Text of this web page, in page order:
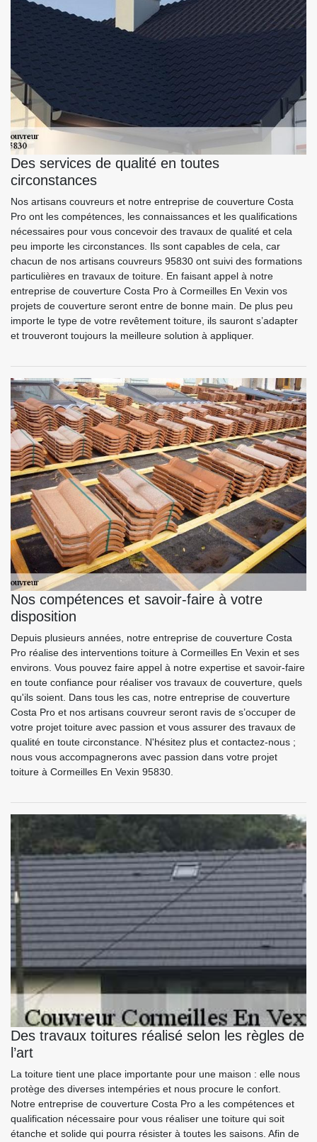
Des services de qualité en toutes
circonstances
Nos artisans couvreurs et notre entreprise de couverture Costa
Pro ont les compétences, les connaissances et les qualifications
nécessaires pour vous concevoir des travaux de qualité et cela
peu importe les circonstances. Ils sont capables de cela, car
chacun de nos artisans couvreurs 95830 ont suivi des formations
particulières en travaux de toiture. En faisant appel à notre
entreprise de couverture Costa Pro à Cormeilles En Vexin vos
projets de couverture seront entre de bonne main. De plus peu
importe le type de votre revêtement toiture, ils sauront s’adapter
et trouveront toujours la meilleure solution à appliquer.
Nos compétences et savoir-faire à votre
disposition
Depuis plusieurs années, notre entreprise de couverture Costa
Pro réalise des interventions toiture à Cormeilles En Vexin et ses
environs. Vous pouvez faire appel à notre expertise et savoir-faire
en toute confiance pour réaliser vos travaux de couverture, quels
qu'ils soient. Dans tous les cas, notre entreprise de couverture
Costa Pro et nos artisans couvreur seront ravis de s’occuper de
votre projet toiture avec passion et vous assurer des travaux de
qualité en toute circonstance. N'hésitez plus et contactez-nous ;
nous vous accompagnerons avec passion dans votre projet
toiture à Cormeilles En Vexin 95830.
Des travaux toitures réalisé selon les règles de
l’art
La toiture tient une place importante pour une maison : elle nous
protège des diverses intempéries et nous procure le confort.
Notre entreprise de couverture Costa Pro a les compétences et
qualification nécessaire pour vous réaliser une toiture qui soit
étanche et solide qui pourra résister à toutes les saisons. Afin de